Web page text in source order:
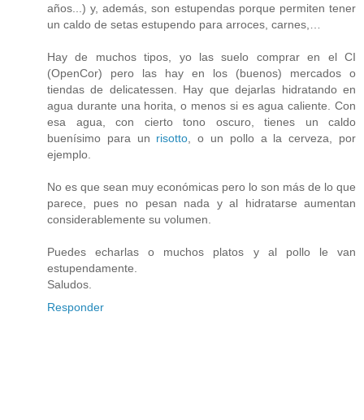
años...) y, además, son estupendas porque permiten tener
un caldo de setas estupendo para arroces, carnes,…
Hay de muchos tipos, yo las suelo comprar en el CI
(OpenCor) pero las hay en los (buenos) mercados o
tiendas de delicatessen. Hay que dejarlas hidratando en
agua durante una horita, o menos si es agua caliente. Con
esa agua, con cierto tono oscuro, tienes un caldo
buenísimo para un risotto, o un pollo a la cerveza, por
ejemplo.
No es que sean muy económicas pero lo son más de lo que
parece, pues no pesan nada y al hidratarse aumentan
considerablemente su volumen.
Puedes echarlas o muchos platos y al pollo le van
estupendamente.
Saludos.
Responder